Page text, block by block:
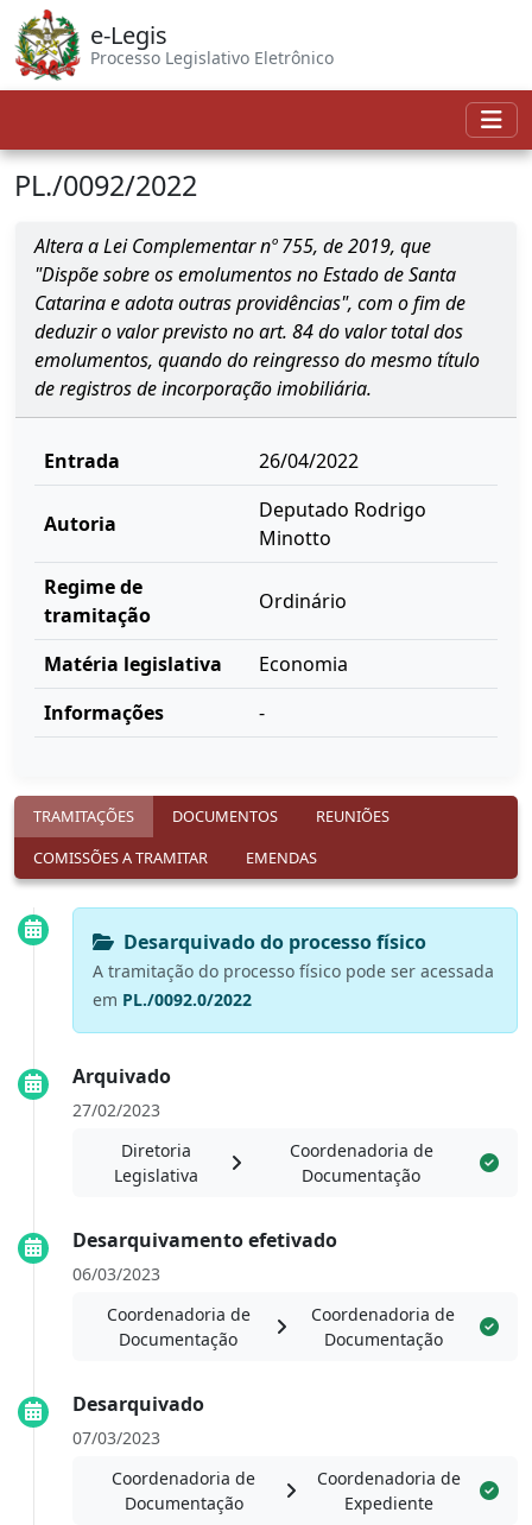
e-Legis
Processo Legislativo Eletrônico
PL./0092/2022
Altera a Lei Complementar nº 755, de 2019, que
"Dispõe sobre os emolumentos no Estado de Santa
Catarina e adota outras providências", com o fim de
deduzir o valor previsto no art. 84 do valor total dos
emolumentos, quando do reingresso do mesmo título
de registros de incorporação imobiliária.
Entrada 26/04/2022
Autoria
Deputado Rodrigo
Minotto
Regime de
tramitação
Ordinário
Matéria legislativa
Economia
Informações
-
TRAMITAÇÕES DOCUMENTOS
REUNIÕES
COMISSÕES A TRAMITAR
EMENDAS
Desarquivado do processo físico
A tramitação do processo físico pode ser acessada
em PL./0092.0/2022
Arquivado
27/02/2023
Diretoria
Legislativa
Coordenadoria de
Documentação
Desarquivamento efetivado
06/03/2023
Coordenadoria de
Documentação
Coordenadoria de
Documentação
Desarquivado
07/03/2023
Coordenadoria de
Documentação
Coordenadoria de
Expediente